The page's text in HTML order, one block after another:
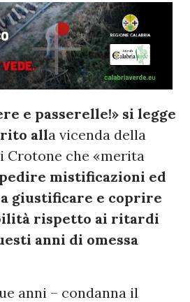
e passerelle!» si legge
alla vicenda della
Crotone che «merita
mistificazioni ed
giustificare e coprire
rispetto ai ritardi
anni di omessa
anni – condanna il